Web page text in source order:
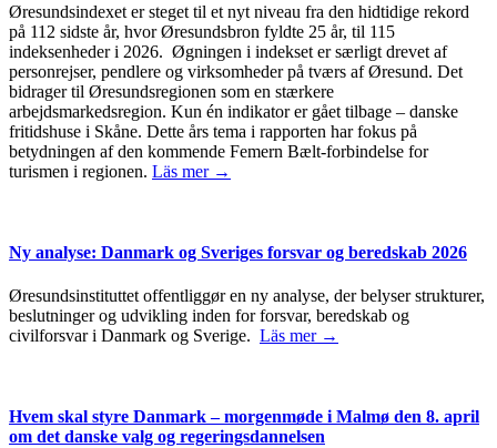
Øresundsindexet er steget til et nyt niveau fra den hidtidige rekord
på 112 sidste år, hvor Øresundsbron fyldte 25 år, til 115
indeksenheder i 2026. Øgningen i indekset er særligt drevet af
personrejser, pendlere og virksomheder på tværs af Øresund. Det
bidrager til Øresundsregionen som en stærkere
arbejdsmarkedsregion. Kun én indikator er gået tilbage – danske
fritidshuse i Skåne. Dette års tema i rapporten har fokus på
betydningen af den kommende Femern Bælt-forbindelse for
turismen i regionen. Läs mer →
Ny analyse: Danmark og Sveriges forsvar og beredskab 2026
Øresundsinstituttet offentliggør en ny analyse, der belyser strukturer,
beslutninger og udvikling inden for forsvar, beredskab og
civilforsvar i Danmark og Sverige. Läs mer →
Hvem skal styre Danmark – morgenmøde i Malmø den 8. april
om det danske valg og regeringsdannelsen